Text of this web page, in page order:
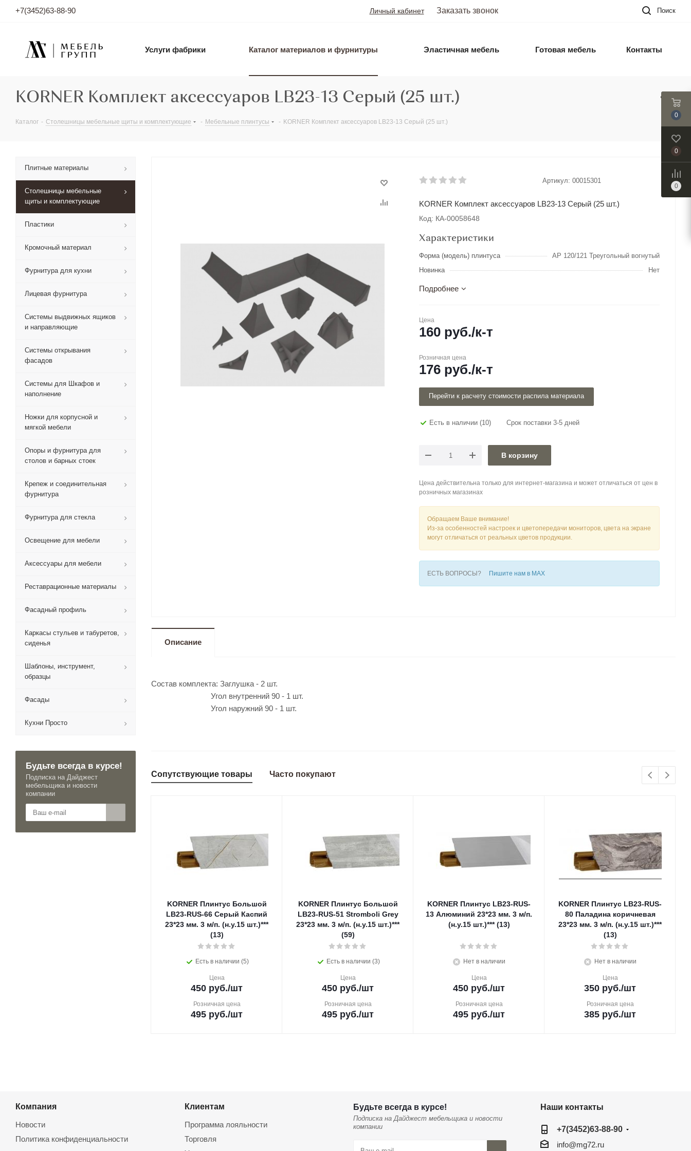
+7(3452)63-88-90 Личный кабинет Заказать звонок Поиск
Услуги фабрики Каталог материалов и фурнитуры Эластичная мебель Готовая мебель Контакты
KORNER Комплект аксессуаров LB23-13 Серый (25 шт.)
Каталог - Столешницы мебельные щиты и комплектующие - Мебельные плинтусы - KORNER Комплект аксессуаров LB23-13 Серый (25 шт.)
Артикул: 00015301
KORNER Комплект аксессуаров LB23-13 Серый (25 шт.)
Код: КА-00058648
Характеристики
Форма (модель) плинтуса
AP 120/121 Треугольный вогнутый
Новинка
Нет
Подробнее
Цена
160 руб./к-т
Розничная цена
176 руб./к-т
Перейти к расчету стоимости распила материала
Есть в наличии (10) Срок поставки 3-5 дней
В корзину
Цена действительна только для интернет-магазина и может отличаться от цен в
розничных магазинах
Обращаем Ваше внимание!
Из-за особенностей настроек и цветопередачи мониторов, цвета на экране
могут отличаться от реальных цветов продукции.
ЕСТЬ ВОПРОСЫ? Пишите нам в MAX
Описание
Состав комплекта: Заглушка - 2 шт.
Угол внутренний 90 - 1 шт.
Угол наружний 90 - 1 шт.
Сопутствующие товары Часто покупают
KORNER Плинтус Большой
LB23-RUS-66 Серый Каспий
23*23 мм. 3 м/п. (н.у.15 шт.)***
(13)
Есть в наличии (5)
Цена
450 руб./шт
Розничная цена
495 руб./шт
KORNER Плинтус Большой
LB23-RUS-51 Stromboli Grey
23*23 мм. 3 м/п. (н.у.15 шт.)***
(59)
Есть в наличии (3)
Цена
450 руб./шт
Розничная цена
495 руб./шт
KORNER Плинтус LB23-RUS-
13 Алюминий 23*23 мм. 3 м/п.
(н.у.15 шт.)*** (13)
Нет в наличии
Цена
450 руб./шт
Розничная цена
495 руб./шт
KORNER Плинтус LB23-RUS-
80 Паладина коричневая
23*23 мм. 3 м/п. (н.у.15 шт.)***
(13)
Нет в наличии
Цена
350 руб./шт
Розничная цена
385 руб./шт
Плитные материалы
Столешницы мебельные
щиты и комплектующие
Пластики
Кромочный материал
Фурнитура для кухни
Лицевая фурнитура
Системы выдвижных ящиков
и направляющие
Системы открывания
фасадов
Системы для Шкафов и
наполнение
Ножки для корпусной и
мягкой мебели
Опоры и фурнитура для
столов и барных стоек
Крепеж и соединительная
фурнитура
Фурнитура для стекла
Освещение для мебели
Аксессуары для мебели
Реставрационные материалы
Фасадный профиль
Каркасы стульев и табуретов,
сиденья
Шаблоны, инструмент,
образцы
Фасады
Кухни Просто
Будьте всегда в курсе!
Подписка на Дайджест
мебельщика и новости
компании
Компания
Новости
Политика конфиденциальности
Клиентам
Программа лояльности
Торговля
Будьте всегда в курсе!
Подписка на Дайджест мебельщика и новости
компании
Наши контакты
+7(3452)63-88-90
info@mg72.ru
0
0
0